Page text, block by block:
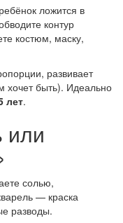
ложится в
контур
костюм, маску,
развивает
хочет быть). Идеально
лет.
или
солью,
— краска
разводы.